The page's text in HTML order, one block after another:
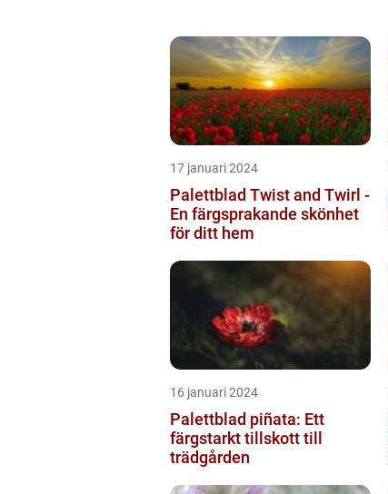
17 januari 2024
Palettblad Twist and Twirl -
En färgsprakande skönhet
för ditt hem
16 januari 2024
Palettblad piñata: Ett
färgstarkt tillskott till
trädgården